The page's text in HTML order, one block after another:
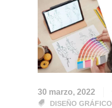
30 marzo, 2022
DISEÑO GRÁFICO